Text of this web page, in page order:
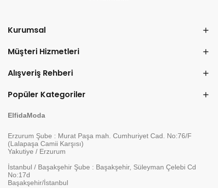
Kurumsal
Müşteri Hizmetleri
Alışveriş Rehberi
Popüler Kategoriler
ElfidaModa
Erzurum Şube : Murat Paşa mah. Cumhuriyet Cad. No:76/F
(Lalapaşa Camii Karşısı)
Yakutiye / Erzurum
İstanbul / Başakşehir Şube : Başakşehir, Süleyman Çelebi Cd
No:17d
Başakşehir/İstanbul